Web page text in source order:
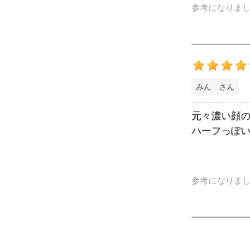
参考になりま
みん さん
元々濃い顔
ハーフっぽ
参考になりま